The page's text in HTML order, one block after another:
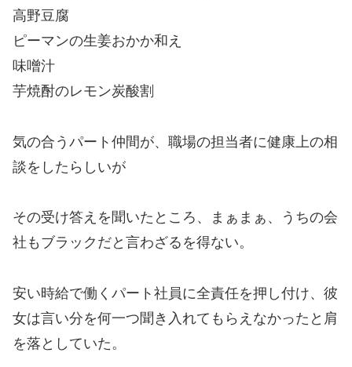
高野豆腐
ピーマンの生姜おかか和え
味噌汁
芋焼酎のレモン炭酸割
気の合うパート仲間が、職場の担当者に健康上の相
談をしたらしいが
その受け答えを聞いたところ、まぁまぁ、うちの会
社もブラックだと言わざるを得ない。
安い時給で働くパート社員に全責任を押し付け、彼
女は言い分を何一つ聞き入れてもらえなかったと肩
を落としていた。